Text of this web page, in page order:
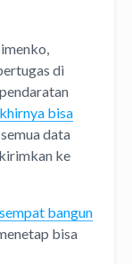
di
bisa
data
ke
bangun
bisa